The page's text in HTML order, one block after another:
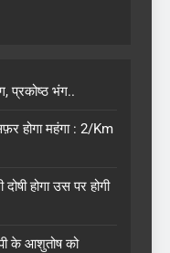
प्रकोष्ठ भंग..
होगा महंगा : 2/Km
होगा उस पर होगी
के आशुतोष को